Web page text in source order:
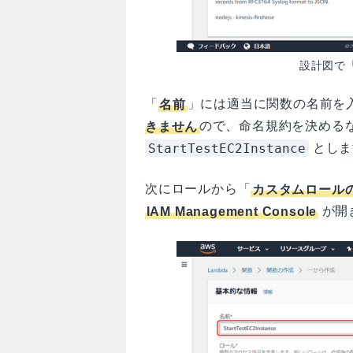
設計図で
「 名前」には適当に関数の名前を
きませんので、命名規約を決める
StartTestEC2Instance とし
次にロールから「カスタムロール
IAM Management Consoleが開